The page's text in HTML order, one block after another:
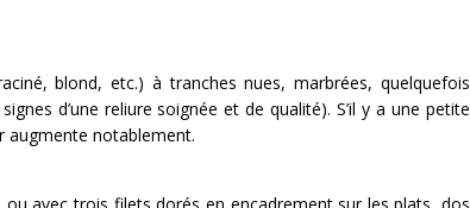
blond, etc.) à tranches nues, marbrées, quelquefois
d’une reliure soignée et de qualité). S’il y a une petite
augmente notablement.